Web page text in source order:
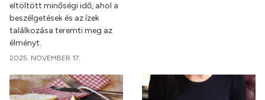
eltöltött minőségi idő, ahol a
beszélgetések és az ízek
találkozása teremti meg az
élményt.
2025. NOVEMBER 17.